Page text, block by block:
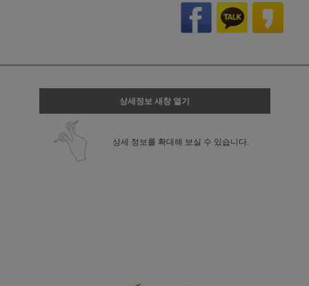
상세정보 새창 열기
상세 정보를 확대해 보실 수 있습니다.